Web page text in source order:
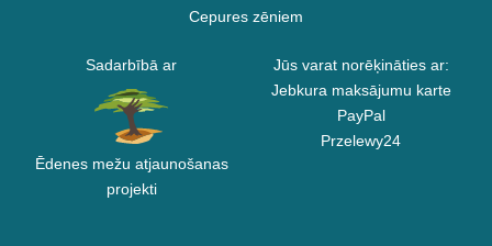
Cepures zēniem
Sadarbībā ar
Ēdenes mežu atjaunošanas
projekti
Jūs varat norēķināties ar:
Jebkura maksājumu karte
PayPal
Przelewy24